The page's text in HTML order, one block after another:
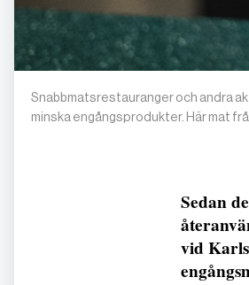
Snabbmatsrestauranger och andra
minska engångsprodukter. Här mat
Sedan
vid